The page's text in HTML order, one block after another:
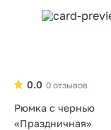
0 отзывов
0.0
Рюмка с чернью
«Праздничная»